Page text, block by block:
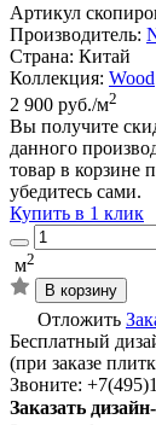
Артикул
Производитель:
Страна: Китай
Коллекция: Wood
2 900 руб./м2
Вы получите
данного
товар в корзине
убедитесь сами.
Купить в 1 клик
м2
В корзину
Отложить
Бесплатный
(при заказе
Звоните:
Заказать